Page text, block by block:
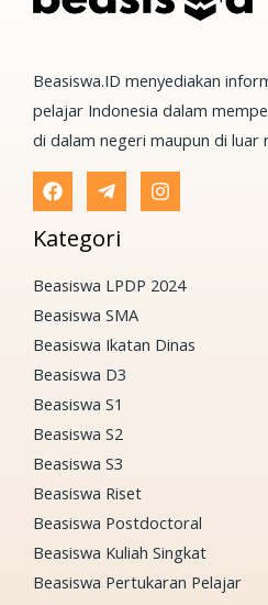
Beasiswa.ID menyediakan
pelajar Indonesia dalam
di dalam negeri maupun di luar
Kategori
Beasiswa LPDP 2024
Beasiswa SMA
Beasiswa Ikatan Dinas
Beasiswa D3
Beasiswa S1
Beasiswa S2
Beasiswa S3
Beasiswa Riset
Beasiswa Postdoctoral
Beasiswa Kuliah Singkat
Beasiswa Pertukaran Pelajar